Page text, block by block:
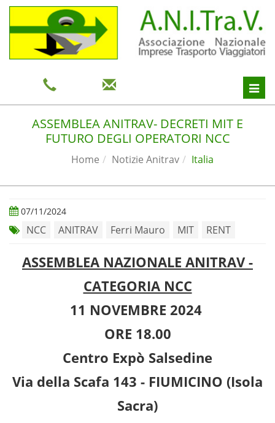
ASSEMBLEA ANITRAV- DECRETI MIT E
FUTURO DEGLI OPERATORI NCC
Home Notizie Anitrav Italia
07/11/2024
NCC ANITRAV Ferri Mauro MIT RENT
ASSEMBLEA NAZIONALE ANITRAV-
CATEGORIA NCC
11 NOVEMBRE 2024
ORE 18.00
Centro Expò Salsedine
Via della Scafa 143 - FIUMICINO (Isola
Sacra)